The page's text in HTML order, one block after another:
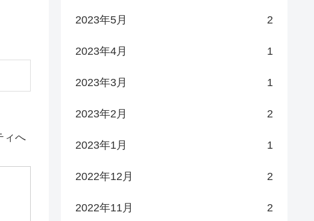
ィへ
2023年5月 2
2023年4月 1
2023年3月 1
2023年2月 2
2023年1月 1
2022年12月 2
2022年11月 2